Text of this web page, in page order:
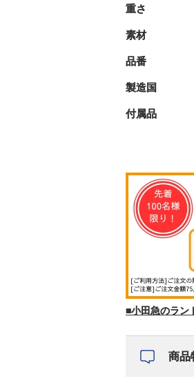
重さ
素材
品番
製造国
付属品
■小田急のラン
商品